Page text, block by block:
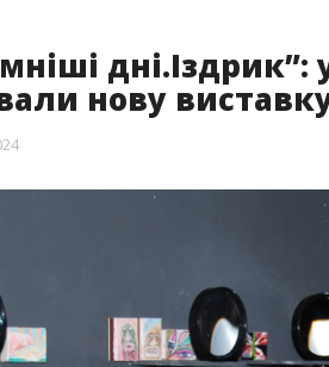
дні.Іздрик”:
нову